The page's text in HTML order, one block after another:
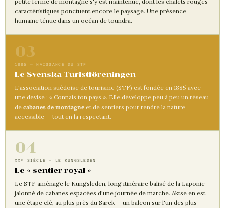
caractéristiques ponctuent encore le paysage. Une présence
humaine ténue dans un océan de toundra.
03
1885 — NAISSANCE DU STF
Le Svenska Turistföreningen
L'association suédoise de tourisme (STF) est fondée en 1885 avec
une devise : « Connais ton pays ». Elle développe peu à peu un réseau
de cabanes de montagneet de sentiers pour rendre la nature
accessible — tout en la respectant.
04
XXᵉ SIÈCLE — LE KUNGSLEDEN
Le « sentier royal »
Le STF aménage le Kungsleden, long itinéraire balisé de la Laponie
jalonné de cabanes espacées d'une journée de marche. Aktse en est
une étape clé, au plus près du Sarek — un balcon sur l'un des plus